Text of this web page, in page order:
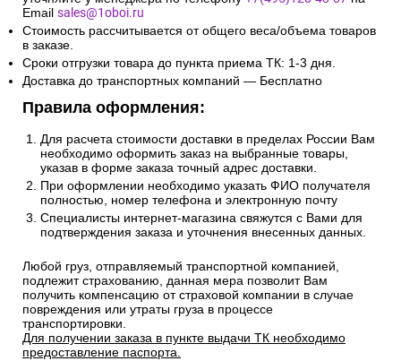
Email sales@1oboi.ru
Стоимость рассчитывается от общего веса/объема товаров
в заказе.
Сроки отгрузки товара до пункта приема ТК: 1-3 дня.
Доставка до транспортных компаний — Бесплатно
Правила оформления:
Для расчета стоимости доставки в пределах России Вам
необходимо оформить заказ на выбранные товары,
указав в форме заказа точный адрес доставки.
При оформлении необходимо указать ФИО получателя
полностью, номер телефона и электронную почту
Специалисты интернет-магазина свяжутся с Вами для
подтверждения заказа и уточнения внесенных данных.
Любой груз, отправляемый транспортной компанией,
подлежит страхованию, данная мера позволит Вам
получить компенсацию от страховой компании в случае
повреждения или утраты груза в процессе
транспортировки.
Для получении заказа в пункте выдачи ТК необходимо
предоставление паспорта.